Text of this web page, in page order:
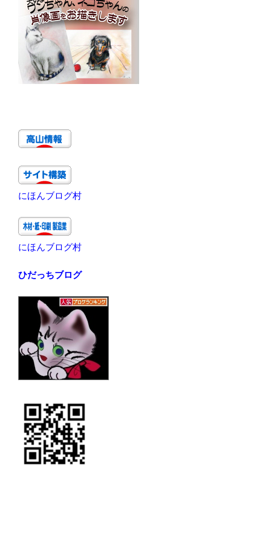
にほんブログ村
にほんブログ村
ひだっちブログ